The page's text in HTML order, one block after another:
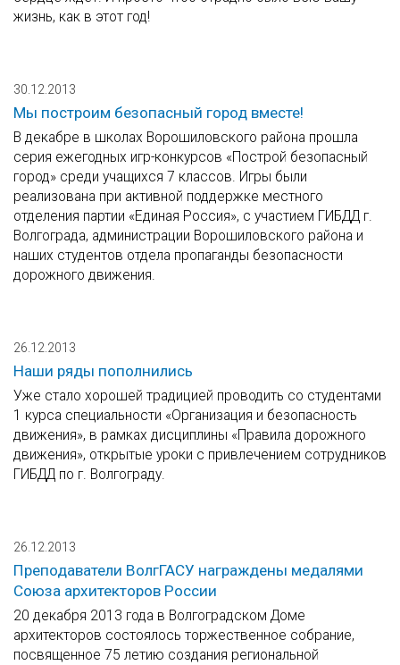
жизнь, как в этот год!
30.12.2013
Мы построим безопасный город вместе!
В декабре в школах Ворошиловского района прошла
серия ежегодных игр-конкурсов «Построй безопасный
город» среди учащихся 7 классов. Игры были
реализована при активной поддержке местного
отделения партии «Единая Россия», с участием ГИБДД г.
Волгограда, администрации Ворошиловского района и
наших студентов отдела пропаганды безопасности
дорожного движения.
26.12.2013
Наши ряды пополнились
Уже стало хорошей традицией проводить со студентами
1 курса специальности «Организация и безопасность
движения», в рамках дисциплины «Правила дорожного
движения», открытые уроки с привлечением сотрудников
ГИБДД по г. Волгограду.
26.12.2013
Преподаватели ВолгГАСУ награждены медалями
Союза архитекторов России
20 декабря 2013 года в Волгоградском Доме
архитекторов состоялось торжественное собрание,
посвященное 75 летию создания региональной